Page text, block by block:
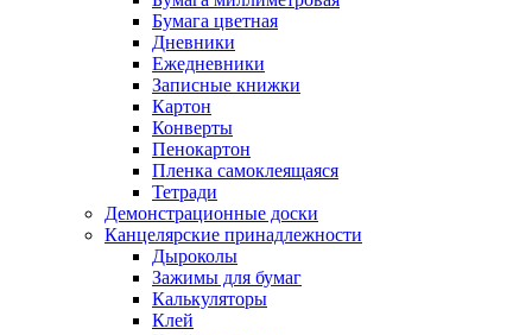
Бумага цветная
Дневники
Ежедневники
Записные книжки
Картон
Конверты
Пенокартон
Пленка самоклеящаяся
Тетради
Демонстрационные доски
Канцелярские принадлежности
Дыроколы
Зажимы для бумаг
Калькуляторы
Клей